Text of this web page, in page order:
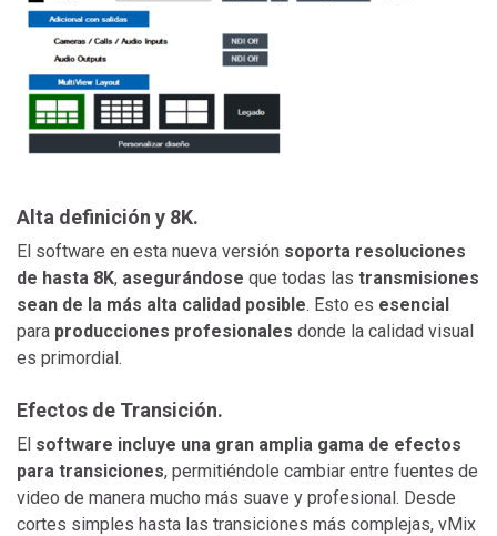
Alta definición y 8K.
El software en esta nueva versión soporta resoluciones
de hasta 8K, asegurándose que todas las transmisiones
sean de la más alta calidad posible. Esto es esencial
para producciones profesionales donde la calidad visual
es primordial.
Efectos de Transición.
El software incluye una gran amplia gama de efectos
para transiciones, permitiéndole cambiar entre fuentes de
video de manera mucho más suave y profesional. Desde
cortes simples hasta las transiciones más complejas, vMix